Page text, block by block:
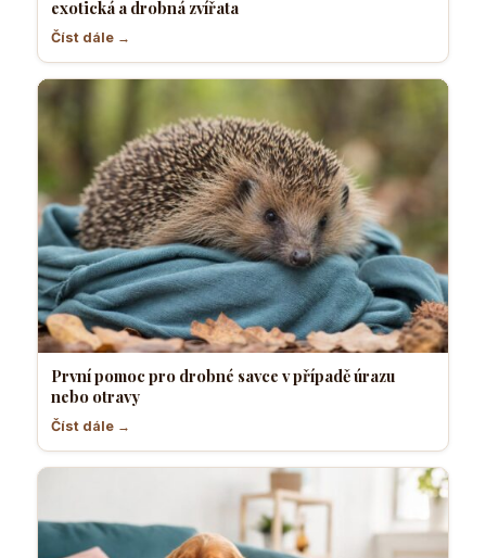
exotická a drobná zvířata
Číst dále →
První pomoc pro drobné savce v případě úrazu
nebo otravy
Číst dále →